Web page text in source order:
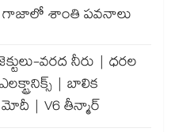
: గాజాలో శాంతి పవనాలు
వరద నీరు | ధరల
| బాలిక
| V6 తీన్మార్